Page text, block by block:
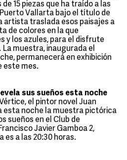
15 piezas que ha traído a las
Vallarta bajo el título de
artista traslada esos paisajes a
de colores en la que
y los azules, para el disfrute
muestra, inaugurada el
permanecerá en exhibición
este mes.
sus sueños esta noche
el pintor novel Juan
esta noche la muestra pictórica
sueños en el Club de
Javier Gamboa 2,
es a las 20:30 horas.